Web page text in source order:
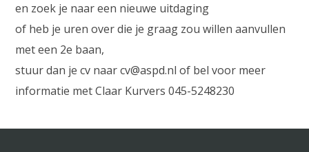
en zoek je naar een nieuwe uitdaging
of heb je uren over die je graag zou willen aanvullen
met een 2e baan,
stuur dan je cv naar cv@aspd.nl of bel voor meer
informatie met Claar Kurvers 045-5248230